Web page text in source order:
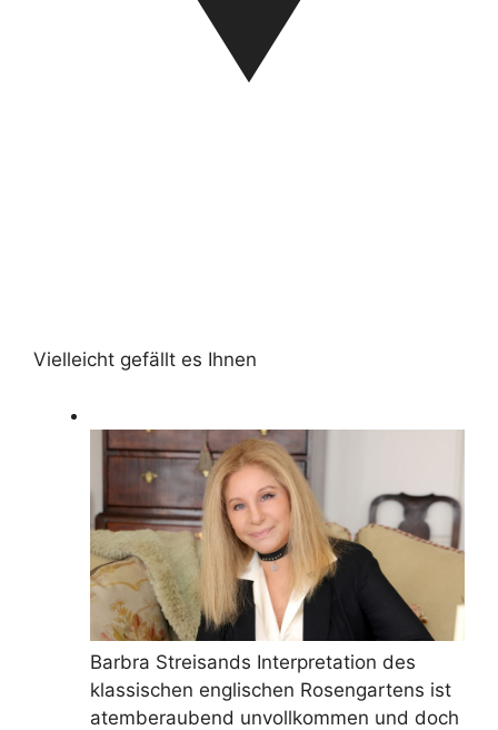
Vielleicht gefällt es Ihnen
Barbra Streisands Interpretation des
klassischen englischen Rosengartens ist
atemberaubend unvollkommen und doch